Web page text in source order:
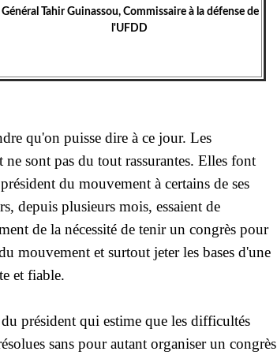
Général Tahir Guinassou, Commissaire à la défense de
l'UFDD
qu'on puisse dire à ce jour. Les
sont pas du tout rassurantes. Elles font
du mouvement à certains de ses
depuis plusieurs mois, essaient de
de la nécessité de tenir un congrès pour
mouvement et surtout jeter les bases d'une
et fiable.
président qui estime que les difficultés
sans pour autant organiser un congrès